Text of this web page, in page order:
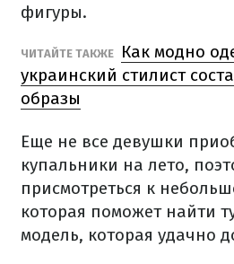
фигуры.
ЧИТАЙТЕ ТАКЖЕ
Как модно
украинский стилист
образы
Еще не все девушки
купальники на лето,
присмотреться к
которая поможет найти
модель, которая удачно